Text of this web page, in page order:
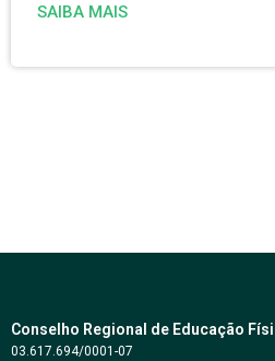
SAIBA MAIS
Conselho Regional de Educação
03.617.694/0001-07